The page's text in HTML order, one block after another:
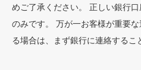
めご了承ください。 正しい銀行
のみです。 万が一お客様が重要
る場合は、まず銀行に連絡するこ